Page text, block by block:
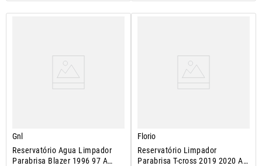
Gnl
Reservatório Agua Limpador
Parabrisa Blazer 1996 97 A
Florio
Reservatório Limpador
Parabrisa T-cross 2019 2020 A